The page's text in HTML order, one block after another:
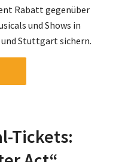
Rabatt gegenüber
und Shows in
Stuttgart sichern.
Tickets: